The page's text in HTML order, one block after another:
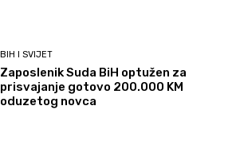
BIH I SVIJET
Zaposlenik Suda BiH optužen za
prisvajanje gotovo 200.000 KM
oduzetog novca